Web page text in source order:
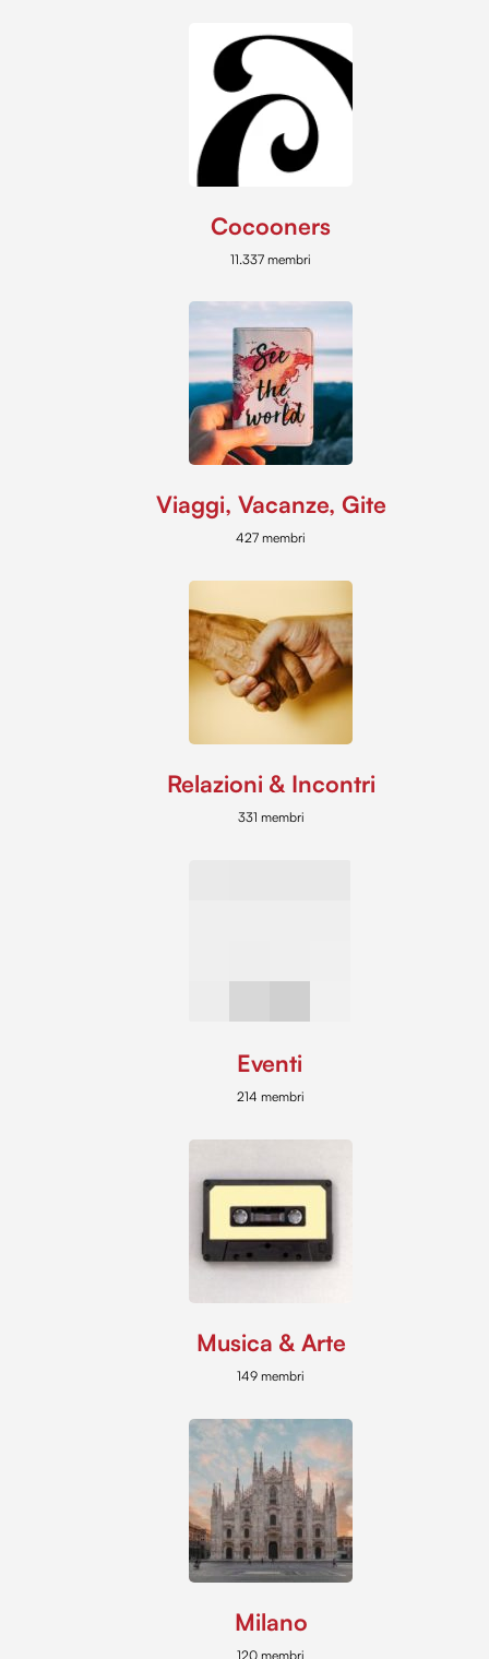
Cocooners
11.337 membri
Viaggi, Vacanze, Gite
427 membri
Relazioni & Incontri
331 membri
Eventi
214 membri
Musica & Arte
149 membri
Milano
120 membri